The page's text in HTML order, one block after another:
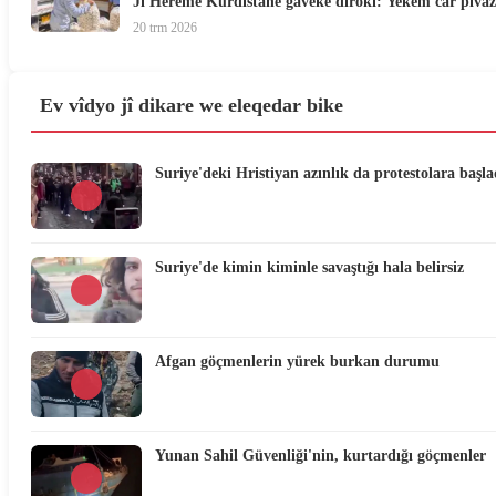
20 trm 2026
Ev vîdyo jî dikare we eleqedar bike
Suriye'deki Hristiyan azınlık da protestolara
Suriye'de kimin kiminle savaştığı hala belirsiz
Afgan göçmenlerin yürek burkan durumu
Yunan Sahil Güvenliği'nin, kurtardığı göçmenler